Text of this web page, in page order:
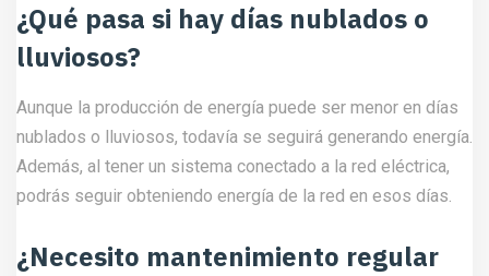
¿Qué pasa si hay días nublados o
lluviosos?
Aunque la producción de energía puede ser menor en días
nublados o lluviosos, todavía se seguirá generando energía.
Además, al tener un sistema conectado a la red eléctrica,
podrás seguir obteniendo energía de la red en esos días.
¿Necesito mantenimiento regular